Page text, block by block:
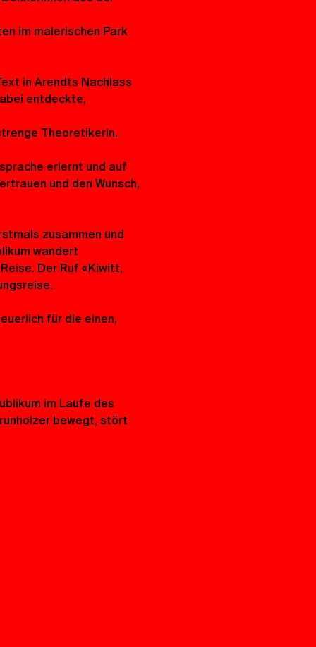
im malerischen Park
in Arendts Nachlass
entdeckte,
Theoretikerin.
erlernt und auf
und den Wunsch,
zusammen und
wandert
Der Ruf «Kiwitt,
für die einen,
im Laufe des
bewegt, stört